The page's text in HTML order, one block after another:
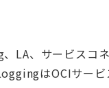
LA、サービスコ
はOCIサー